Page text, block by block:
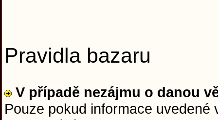
Pravidla bazaru
V případě nezájmu o danou
Pouze pokud informace